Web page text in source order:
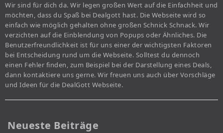
Wir sind für dich da. Wir legen großen Wert auf die Einfachheit und
möchten, dass du Spaß bei Dealgott hast. Die Webseite wird so
einfach wie möglich gehalten ohne großen Schnick Schnack. Wir
verzichten auf die Einblendung von Popups oder Ähnliches. Die
Benutzerfreundlichkeit ist für uns einer der wichtigsten Faktoren
bei Entscheidung rund um die Webseite. Solltest du dennoch
einen Fehler finden, zum Beispiel bei der Darstellung eines Deals,
dann kontaktiere uns gerne. Wir freuen uns auch über Vorschläge
und Ideen für die DealGott Webseite.
Neueste Beiträge